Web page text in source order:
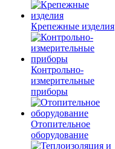
Крепежные изделия
Контрольно-
измерительные
приборы
Отопительное
оборудование